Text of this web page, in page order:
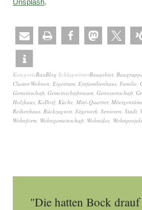
Unsplash.
KategorieBauBlog SchlagwörterBaugebiet,
Cluster-Wohnen, Eigentum, Einfamilienhaus, Familie,
Gemeinschaft, Gemeinschaftsraum, Genossenschaft,
Holzhaus, KoDorf, Küche, Mini-Quartier,
Reihenhaus, Rückzugsort, Sägewerk, Senioren, Stadt,
Wohnform, Wohngemeinschaft, Wohnidee, Wohnprojekt
"Die hatten Bock drauf